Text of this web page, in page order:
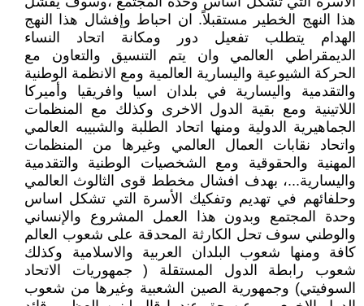
هذا النهج الخطير مستقبلاً. ان احباط وإفشال هذا النهج
الهدام يتطلب تفعيل دور ومكانة اتحاد النساء
الديمقراطي العالمي وان يتم التنسيق والتعاون مع
الحركة الشيوعية واليسارية العالمية ومع الانظمة الوطنية
والتقدمية واليسارية في بلدان اسيا وافريقيا وأميركا
اللاتينية ومع بقية الدول الاخرى وكذلك مع المنظمات
الجماهيرية الدولية ومنها اتحاد الطلبة والشبيبه العالمي
واتحاد نقابات العمال العالمي وغيرها من المنظمات
المهنية والحقوقية ومع الشخصيات الوطنية والتقدمية
واليسارية...، بهدف افشال مخطط قوى الثالوث العالمي
وحلفائهم في تهديم وتفكيك الأسرة التي تشكل اساس
وحدة المجتمع وبدون هذا العمل المشروع والإنساني
والوطني سوف تحل الكارثة المحدقة على شعوب العالم
كافة ومنها شعوب البلدان العربية والاسلامية وكذلك
شعوب رابطة الدول المستقلة ( جمهوريات الاتحاد
السوفيتي) وجمهورية الصين الشعبية وغيرها من شعوب